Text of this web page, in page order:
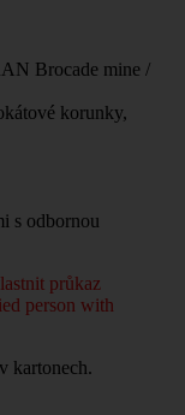
Brocade mine /
korunky,
s odbornou
průkaz
person with
kartonech.